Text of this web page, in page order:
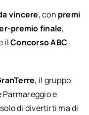
vincere, con premi
premio finale,
ilConcorso ABC
, il gruppo
e
di divertirti ma di